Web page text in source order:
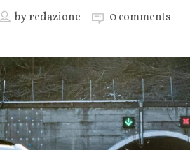
byredazione 0 comments